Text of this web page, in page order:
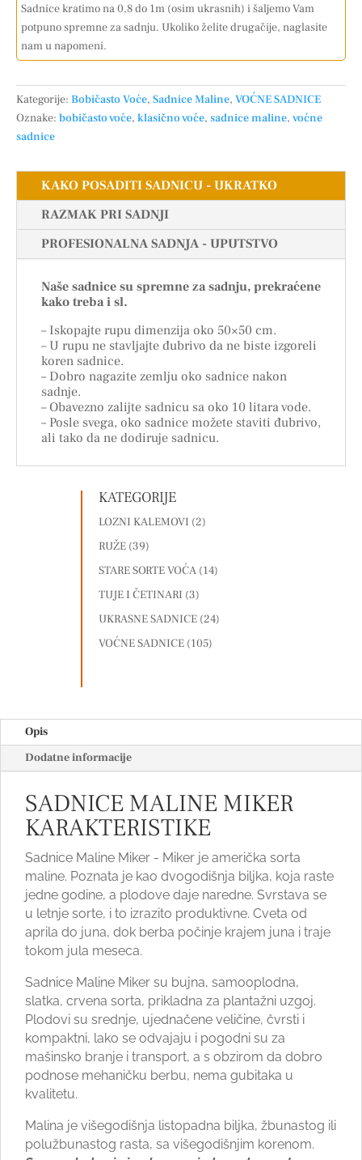
Sadnice kratimo na 0,8 do 1m (osim ukrasnih) i šaljemo Vam
potpuno spremne za sadnju. Ukoliko želite drugačije, naglasite
nam u napomeni.
Kategorije: Bobičasto Voće, Sadnice Maline, VOĆNE SADNICE
Oznake: bobičasto voće, klasično voće, sadnice maline, voćne
sadnice
KAKO POSADITI SADNICU - UKRATKO
RAZMAK PRI SADNJI
PROFESIONALNA SADNJA - UPUTSTVO
Naše sadnice su spremne za sadnju, prekraćene
kako treba i sl.
– Iskopajte rupu dimenzija oko 50×50 cm.
– U rupu ne stavljajte đubrivo da ne biste izgoreli
koren sadnice.
– Dobro nagazite zemlju oko sadnice nakon
sadnje.
– Obavezno zalijte sadnicu sa oko 10 litara vode.
– Posle svega, oko sadnice možete staviti đubrivo,
ali tako da ne dodiruje sadnicu.
KATEGORIJE
LOZNI KALEMOVI (2)
RUŽE (39)
STARE SORTE VOĆA (14)
TUJE I ČETINARI (3)
UKRASNE SADNICE (24)
VOĆNE SADNICE (105)
Opis
Dodatne informacije
SADNICE MALINE MIKER
KARAKTERISTIKE
Sadnice Maline Miker - Miker je američka sorta
maline. Poznata je kao dvogodišnja biljka, koja raste
jedne godine, a plodove daje naredne. Svrstava se
u letnje sorte, i to izrazito produktivne. Cveta od
aprila do juna, dok berba počinje krajem juna i traje
tokom jula meseca.
Sadnice Maline Miker su bujna, samooplodna,
slatka, crvena sorta, prikladna za plantažni uzgoj.
Plodovi su srednje, ujednačene veličine, čvrsti i
kompaktni, lako se odvajaju i pogodni su za
mašinsko branje i transport, a s obzirom da dobro
podnose mehaničku berbu, nema gubitaka u
kvalitetu.
Malina je višegodišnja listopadna biljka, žbunastog ili
polužbunastog rasta, sa višegodišnjim korenom.